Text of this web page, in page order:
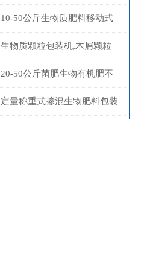
包装机15-50kg
10-50公斤生物质肥料移动式
称重包装机定制
生物质颗粒包装机,木屑颗粒
自动称重打包机厂家
20-50公斤菌肥生物有机肥不
锈钢皮带式上料自动称重包装
定量称重式掺混生物肥料包装